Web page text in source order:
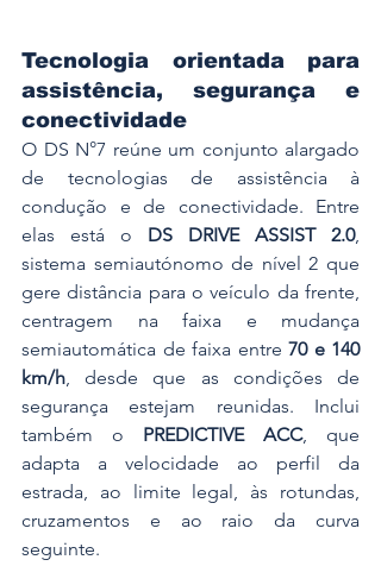
Tecnologia orientada para
assistência, segurança e
conectividade
O DS N°7 reúne um conjunto alargado
de tecnologias de assistência à
condução e de conectividade. Entre
elas está o DS DRIVE ASSIST 2.0,
sistema semiautónomo de nível 2 que
gere distância para o veículo da frente,
centragem na faixa e mudança
semiautomática de faixa entre 70 e 140
km/h, desde que as condições de
segurança estejam reunidas. Inclui
também o PREDICTIVE ACC, que
adapta a velocidade ao perfil da
estrada, ao limite legal, às rotundas,
cruzamentos e ao raio da curva
seguinte.